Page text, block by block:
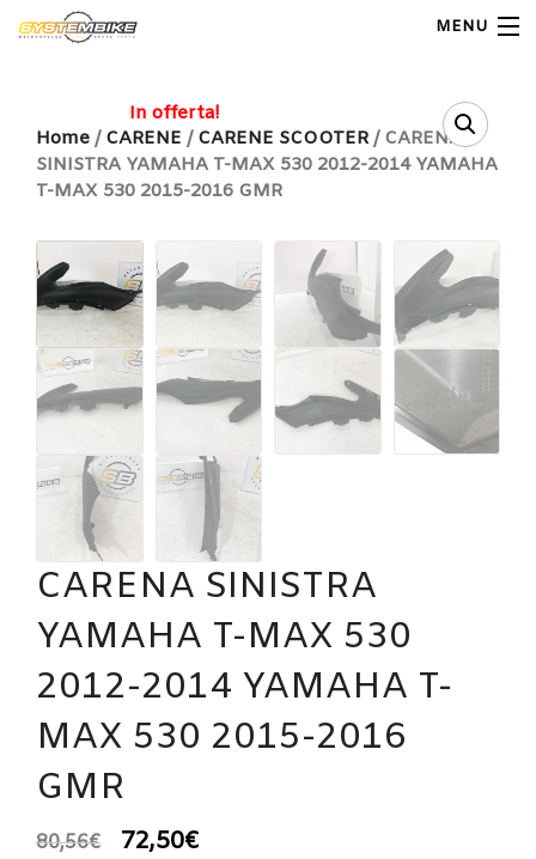
MENU
Home
Shop Ricambi
Note Generali
Carrello
Home / CARENE / CARENE SCOOTER / CARENA
SINISTRA YAMAHA T-MAX 530 2012-2014 YAMAHA
T-MAX 530 2015-2016 GMR
In offerta!
CARENA SINISTRA
YAMAHA T-MAX 530
2012-2014 YAMAHA T-
MAX 530 2015-2016
GMR
80,56€ 72,50€